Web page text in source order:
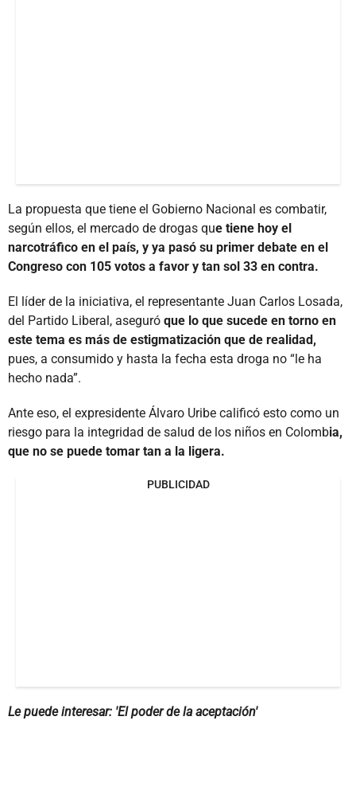
La propuesta que tiene el Gobierno Nacional es combatir,
según ellos, el mercado de drogas que tiene hoy el
narcotráfico en el país, y ya pasó su primer debate en el
Congreso con 105 votos a favor y tan sol 33 en contra.
El líder de la iniciativa, el representante Juan Carlos Losada,
del Partido Liberal, aseguró que lo que sucede en torno en
este tema es más de estigmatización que de realidad,
pues, a consumido y hasta la fecha esta droga no “le ha
hecho nada”.
Ante eso, el expresidente Álvaro Uribe calificó esto como un
riesgo para la integridad de salud de los niños en Colombia,
que no se puede tomar tan a la ligera.
PUBLICIDAD
Le puede interesar: 'El poder de la aceptación'